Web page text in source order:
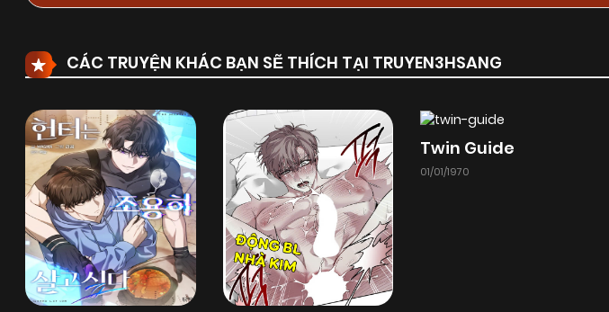
CÁC TRUYỆN KHÁC BẠN SẼ THÍCH TẠI TRUYEN3HSANG
Twin Guide
01/01/1970